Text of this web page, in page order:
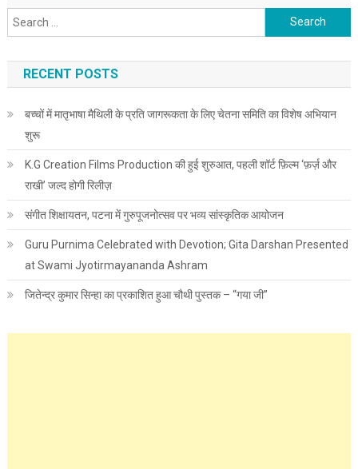
Search for:
RECENT POSTS
बच्चों में मातृभाषा मैथिली के प्रति जागरूकता के लिए चेतना समिति का विशेष अभियान
शुरू
K.G Creation Films Production की हुई शुरुआत, पहली शॉर्ट फ़िल्म ‘फ़र्ज़ और
राखी’ जल्द होगी रिलीज़
संगीत शिक्षायतन, पटना में गुरुपूजनोत्सव पर भव्य सांस्कृतिक आयोजन
Guru Purnima Celebrated with Devotion; Gita Darshan Presented
at Swami Jyotirmayananda Ashram
जितेन्द्र कुमार सिन्हा का प्रकाशित हुआ चौथी पुस्तक – “गया जी”